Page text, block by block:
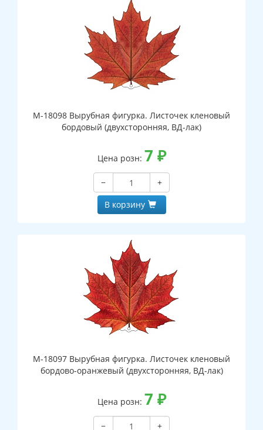
М-18098 Вырубная фигурка. Листочек кленовый
бордовый (двухсторонняя, ВД-лак)
Цена розн: 7 ₽
−
+
В корзину
М-18097 Вырубная фигурка. Листочек кленовый
бордово-оранжевый (двухсторонняя, ВД-лак)
Цена розн: 7 ₽
−
+